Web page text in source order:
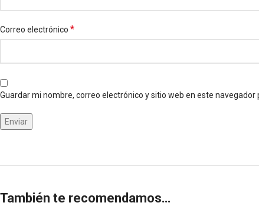
Correo electrónico *
Guardar mi nombre, correo electrónico y sitio web en este
También te recomendamos…